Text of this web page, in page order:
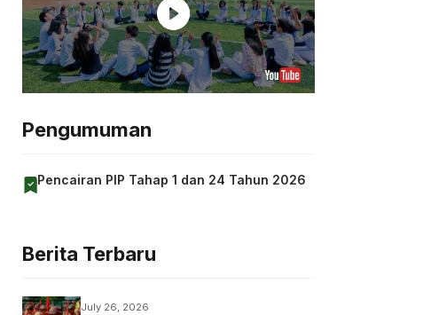
Pengumuman
Pencairan PIP Tahap 1 dan 24 Tahun 2026
Berita Terbaru
July 26, 2026